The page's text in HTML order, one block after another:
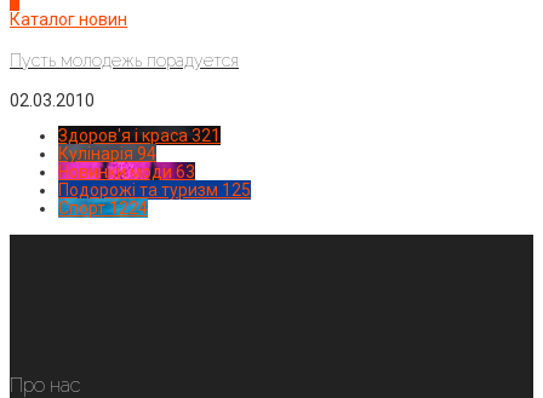
Каталог новин
Пусть молодежь порадуется
02.03.2010
Здоров'я і краса 321
Кулінарія 94
Новинки моди 63
Подорожі та туризм 125
Спорт1224
Про нас